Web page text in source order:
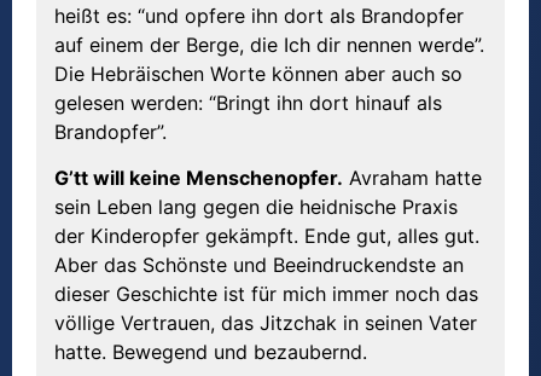
heißt es: “und opfere ihn dort als Brandopfer
auf einem der Berge, die Ich dir nennen werde”.
Die Hebräischen Worte können aber auch so
gelesen werden: “Bringt ihn dort hinauf als
Brandopfer”.
G’tt will keine Menschenopfer. Avraham hatte
sein Leben lang gegen die heidnische Praxis
der Kinderopfer gekämpft. Ende gut, alles gut.
Aber das Schönste und Beeindruckendste an
dieser Geschichte ist für mich immer noch das
völlige Vertrauen, das Jitzchak in seinen Vater
hatte. Bewegend und bezaubernd.